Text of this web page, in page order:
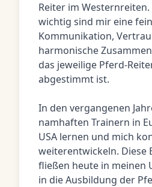
Reiter im Westernreiten.
wichtig sind mir eine
Kommunikation,
harmonische
das jeweilige Pferd-
abgestimmt ist.
In den vergangenen
namhaften Trainern in
USA lernen und mich
weiterentwickeln. Diese
fließen heute in meinen
in die Ausbildung der